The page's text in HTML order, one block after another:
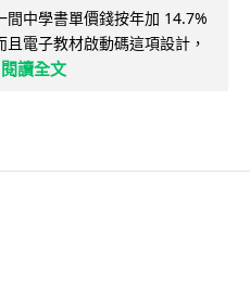
中學書單價錢按年加 14.7%
電子教材啟動碼這項設計，
閱讀全文